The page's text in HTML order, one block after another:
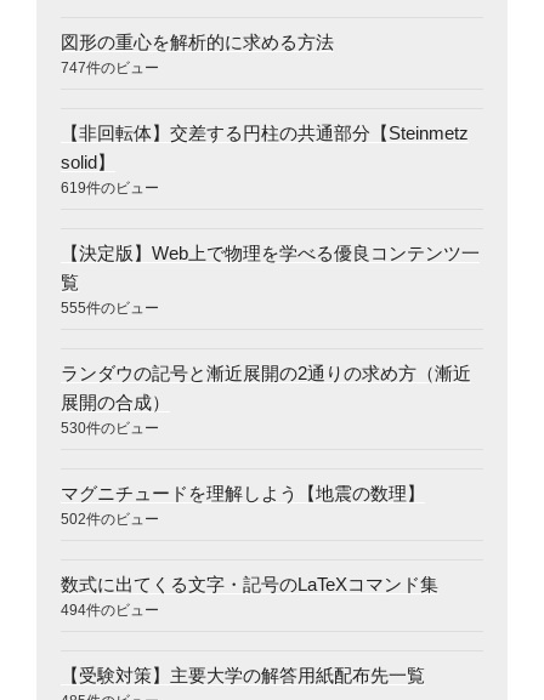
図形の重心を解析的に求める方法
747件のビュー
【非回転体】交差する円柱の共通部分【Steinmetz
solid】
619件のビュー
【決定版】Web上で物理を学べる優良コンテンツ一
覧
555件のビュー
ランダウの記号と漸近展開の2通りの求め方（漸近
展開の合成）
530件のビュー
マグニチュードを理解しよう【地震の数理】
502件のビュー
数式に出てくる文字・記号のLaTeXコマンド集
494件のビュー
【受験対策】主要大学の解答用紙配布先一覧